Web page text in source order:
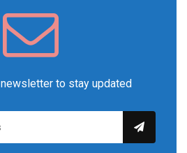
to stay updated